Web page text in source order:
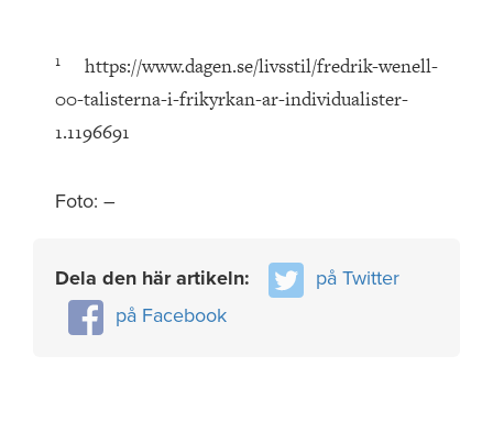
1 https://www.dagen.se/livsstil/fredrik-wenell-
00-talisterna-i-frikyrkan-ar-individualister-
1.1196691
Foto: –
Dela den här artikeln:
på Twitter
på Facebook